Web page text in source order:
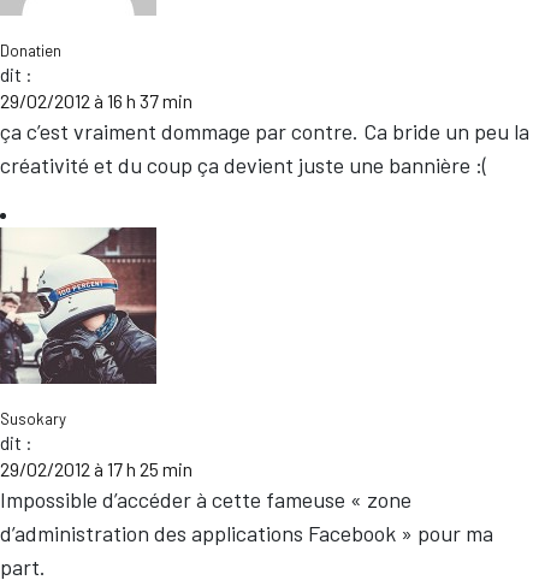
Donatien
dit :
29/02/2012 à 16 h 37 min
ça c’est vraiment dommage par contre. Ca bride un peu la
créativité et du coup ça devient juste une bannière :(
Susokary
dit :
29/02/2012 à 17 h 25 min
Impossible d’accéder à cette fameuse « zone
d’administration des applications Facebook » pour ma
part.